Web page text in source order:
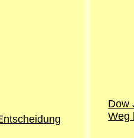
Dow
Weg